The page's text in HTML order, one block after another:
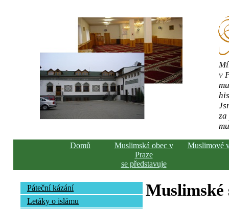
v
Domů
Muslimská obec v
Praze
se představuje
Muslimové
Páteční kázání
Letáky o islámu
Muslimské